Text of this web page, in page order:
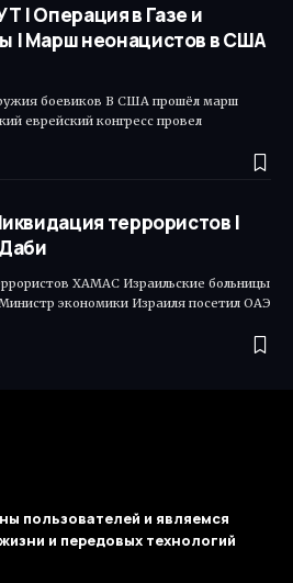
| Операция в Газе и
| Марш неонацистов в США
боевиков В США прошёл марш
еврейский конгресс провел
террористов |
ХАМАС Израильские больницы
экономики Израиля посетил ОАЭ
пользователей и являемся
и передовых технологий